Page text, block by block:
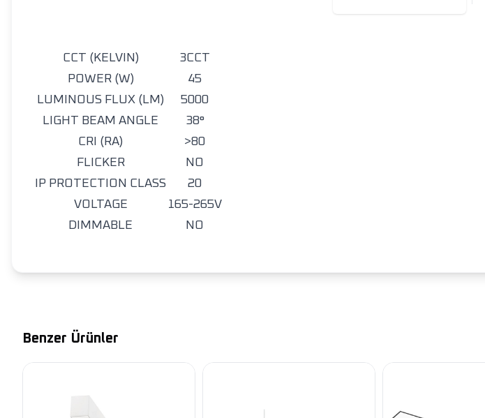
CCT (KELVIN)
3CCT
POWER (W)
45
LUMINOUS FLUX (LM)
5000
LIGHT BEAM ANGLE
38°
CRI (RA)
>80
FLICKER
NO
IP PROTECTION CLASS
20
VOLTAGE
165-265V
DIMMABLE
NO
Benzer Ürünler